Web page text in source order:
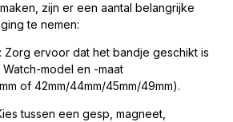
zijn er een aantal belangrijke
te nemen:
: Zorg ervoor dat het bandje geschikt is
model en -maat
of 42mm/44mm/45mm/49mm).
tussen een gesp, magneet,